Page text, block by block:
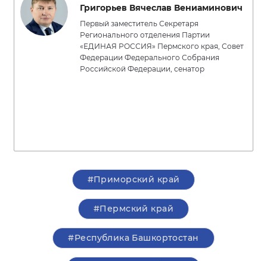
Григорьев Вячеслав Вениаминович
Первый заместитель Секретаря
Регионального отделения Партии
«ЕДИНАЯ РОССИЯ» Пермского края, Совет
Федерации Федерального Собрания
Российской Федерации, сенатор
#Приморский край
#Пермский край
#Республика Башкортостан